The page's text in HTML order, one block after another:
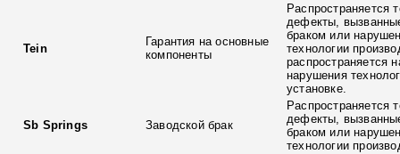
Tein
Гарантия на основные
компоненты
Распространяется
дефекты,
браком или
технологии
распространяется
нарушения
установке.
Sb Springs Заводской брак
Распространяется
дефекты,
браком или
технологии